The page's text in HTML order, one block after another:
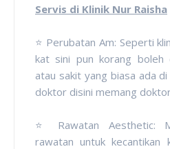
Servis di Klinik Nur Raisha
⭐ Perubatan Am: Seperti
kat sini pun korang boleh
atau sakit yang biasa ada
doktor disini memang
⭐ Rawatan Aesthetic:
rawatan untuk kecantikan